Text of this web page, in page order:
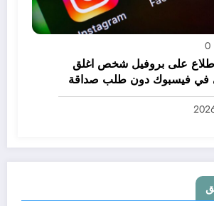
0
على بروفيل شخص اغلق
في فيسبوك دون طلب صداقة
.. الاطلاع على محتوى صفحة شخص اغلق ملفه
دون طلب صداقة